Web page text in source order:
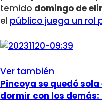
temido domingo de
el público juega un rol
Ver también
Pincoya se quedó
dormir con los demás: